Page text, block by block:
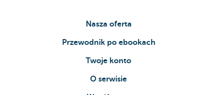
Nasza oferta
Przewodnik po ebookach
Twoje konto
O serwisie